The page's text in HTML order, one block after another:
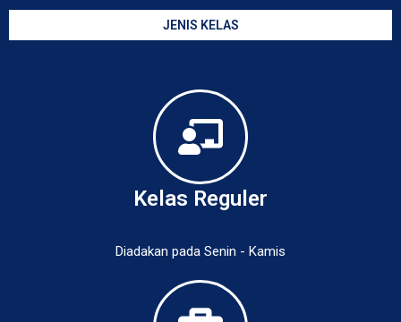
JENIS KELAS
Kelas Reguler
Diadakan pada Senin - Kamis